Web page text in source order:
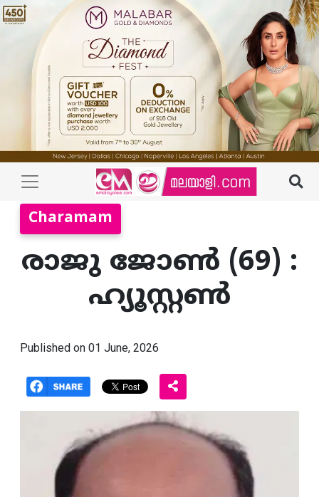
Charamam
രാജു ജോൺ (69) :
ഹ്യൂസ്റ്റൺ
Published on 01 June, 2026